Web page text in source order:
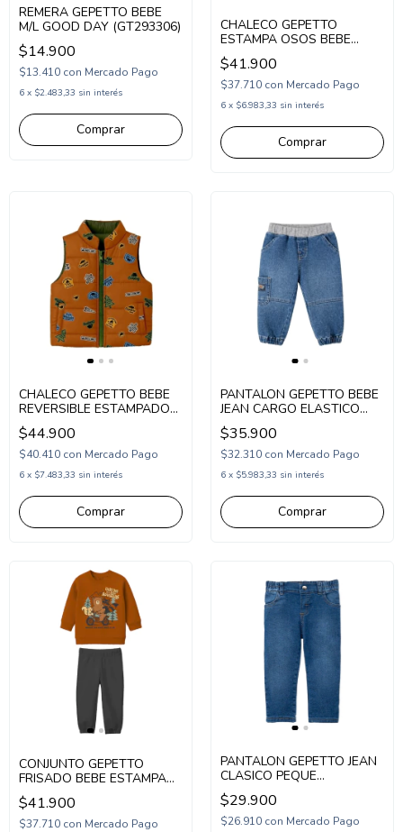
REMERA GEPETTO BEBE
M/L GOOD DAY (GT293306)
$14.900
$13.410 con Mercado Pago
6 x $2.483,33 sin interés
Comprar
CHALECO GEPETTO
ESTAMPA OSOS BEBE
(GT293155)
$41.900
$37.710 con Mercado Pago
6 x $6.983,33 sin interés
Comprar
CHALECO GEPETTO BEBE
REVERSIBLE ESTAMPADO
(GT293154)
$44.900
$40.410 con Mercado Pago
6 x $7.483,33 sin interés
Comprar
PANTALON GEPETTO BEBE
JEAN CARGO ELASTICO
PEQUE (GT293105)
$35.900
$32.310 con Mercado Pago
6 x $5.983,33 sin interés
Comprar
CONJUNTO GEPETTO
FRISADO BEBE ESTAMPA
ANIMALES EN MOTO
(GT293341)
$41.900
$37.710 con Mercado Pago
PANTALON GEPETTO JEAN
CLASICO PEQUE
(GT263100)
$29.900
$26.910 con Mercado Pago